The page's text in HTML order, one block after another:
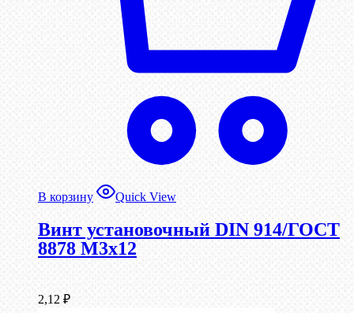
В корзину Quick View
Винт установочный DIN 914/ГОСТ
8878 M3x12
2,12 ₽